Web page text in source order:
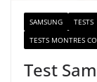
SAMSUNG TESTS
TESTS MONTRES
Test